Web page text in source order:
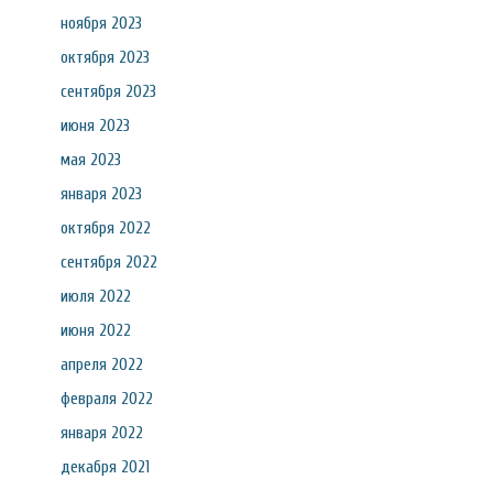
ноября 2023
октября 2023
сентября 2023
июня 2023
мая 2023
января 2023
октября 2022
сентября 2022
июля 2022
июня 2022
апреля 2022
февраля 2022
января 2022
декабря 2021